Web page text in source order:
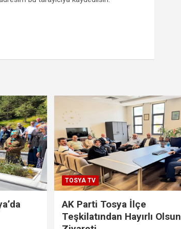
TOSYA TV
AK Parti Tosya İlçe
Teşkilatından Hayırlı Olsun